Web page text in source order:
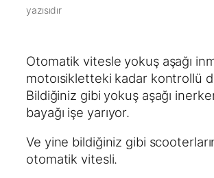
yazısıdır
Otomatik vitesle yokuş aşağı
motoısikletteki kadar kontrollü
Bildiğiniz gibi yokuş aşağı
bayağı işe yarıyor.
Ve yine bildiğiniz gibi
otomatik vitesli.